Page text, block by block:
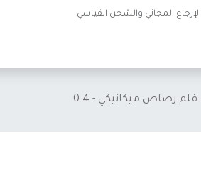
الإرجاع المجاني والشحن القياسي
قلم رصاص ميكانيكي - 0.4